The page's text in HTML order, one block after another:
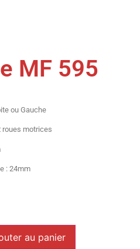
MF 595
ou Gauche
roues motrices
: 24mm
au panier